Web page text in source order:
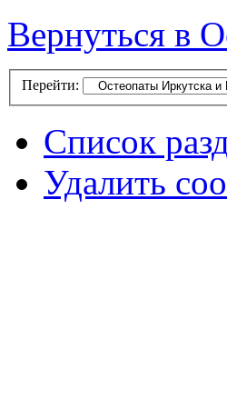
Вернуться в
Перейти:
Список
Удалить